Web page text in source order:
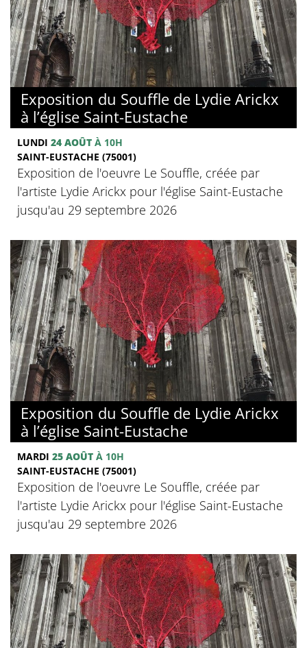
Exposition du Souffle de Lydie Arickx
à l’église Saint-Eustache
LUNDI 24 AOÛT À 10H
SAINT-EUSTACHE (75001)
Exposition de l'oeuvre Le Souffle, créée par
l'artiste Lydie Arickx pour l'église Saint-Eustache
jusqu'au 29 septembre 2026
Exposition du Souffle de Lydie Arickx
à l’église Saint-Eustache
MARDI 25 AOÛT À 10H
SAINT-EUSTACHE (75001)
Exposition de l'oeuvre Le Souffle, créée par
l'artiste Lydie Arickx pour l'église Saint-Eustache
jusqu'au 29 septembre 2026